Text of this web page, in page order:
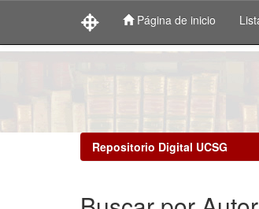
Página de inicio
Repositorio Digital UCSG